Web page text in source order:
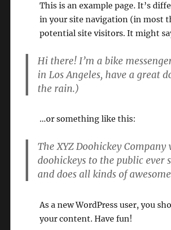
This is an example page. It’s
in your site navigation (in most
potential site visitors. It might
Hi there! I’m a bike
in Los Angeles, have a great
the rain.)
…or something like this:
The XYZ Doohickey
doohickeys to the public ever
and does all kinds of
As a new WordPress user, you
your content. Have fun!